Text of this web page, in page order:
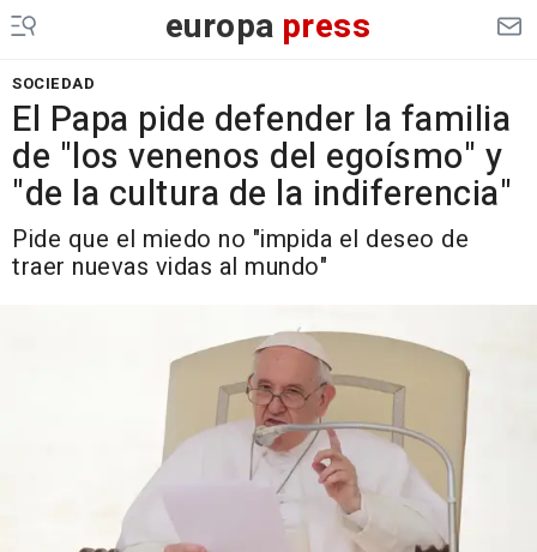
europa press
SOCIEDAD
El Papa pide defender la familia
de "los venenos del egoísmo" y
"de la cultura de la indiferencia"
Pide que el miedo no "impida el deseo de
traer nuevas vidas al mundo"